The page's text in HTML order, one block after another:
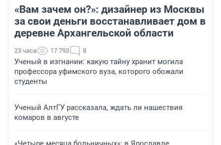
«Вам зачем он?»: дизайнер из Москвы
за свои деньги восстанавливает дом в
деревне Архангельской области
23 часа 17 793 8
Ученый в изгнании: какую тайну хранит могила
профессора уфимского вуза, которого обожали
студенты
Ученый АлтГУ рассказала, ждать ли нашествия
комаров в августе